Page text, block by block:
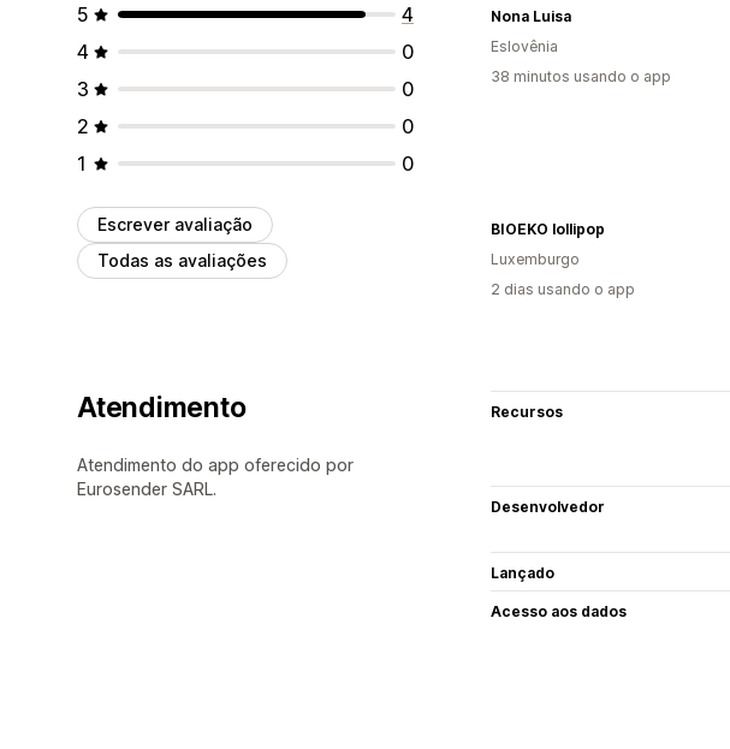
5
4
4
0
3
0
2
0
1
0
Escrever avaliação
Todas as avaliações
Nona Luisa
Eslovênia
38 minutos usando o app
BIOEKO lollipop
Luxemburgo
2 dias usando o app
Atendimento
Atendimento do app oferecido por
Eurosender SARL.
Recursos
Desenvolvedor
Lançado
Acesso aos dados